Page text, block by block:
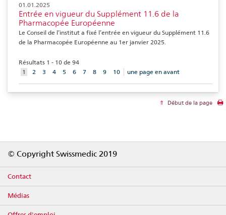
01.01.2025
Entrée en vigueur du Supplément 11.6 de la
Pharmacopée Européenne
Le Conseil de l’institut a fixé l’entrée en vigueur du Supplément 11.6
de la Pharmacopée Européenne au 1er janvier 2025.
Résultats 1 - 10 de 94
1 aktuelles
Element
2 3 4 5 6 7 8 9 10 une page en avant
Début de la page
© Copyright Swissmedic 2019
Contact
Médias